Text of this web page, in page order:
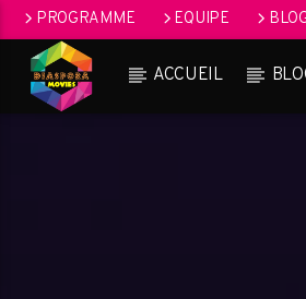
PROGRAMME EQUIPE
ACCUEIL